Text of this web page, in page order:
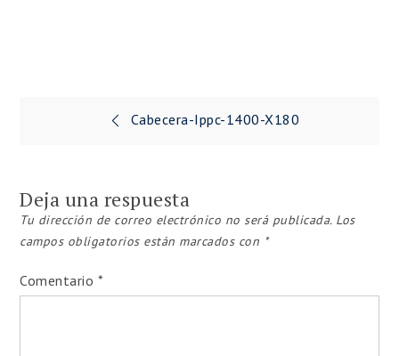
Navegación
entradas
Cabecera-Ippc-1400-X180
Deja una respuesta
Tu dirección de correo electrónico no será publicada. Los
campos obligatorios están marcados con *
Comentario *